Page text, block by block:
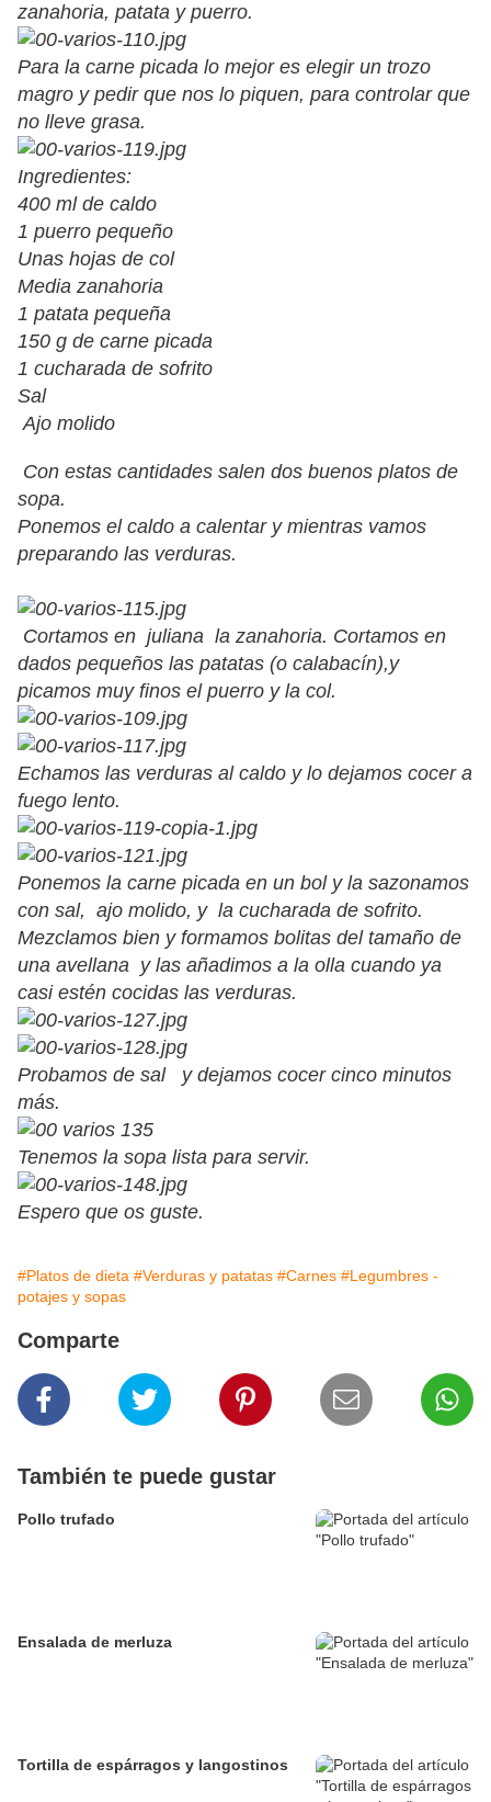
zanahoria, patata y puerro.
Para la carne picada lo mejor es elegir un trozo
magro y pedir que nos lo piquen, para controlar que
no lleve grasa.
Ingredientes:
400 ml de caldo
1 puerro pequeño
Unas hojas de col
Media zanahoria
1 patata pequeña
150 g de carne picada
1 cucharada de sofrito
Sal
Ajo molido
Con estas cantidades salen dos buenos platos de
sopa.
Ponemos el caldo a calentar y mientras vamos
preparando las verduras.
Cortamos en juliana la zanahoria. Cortamos en
dados pequeños las patatas (o calabacín),y
picamos muy finos el puerro y la col.
Echamos las verduras al caldo y lo dejamos cocer a
fuego lento.
Ponemos la carne picada en un bol y la sazonamos
con sal, ajo molido, y la cucharada de sofrito.
Mezclamos bien y formamos bolitas del tamaño de
una avellana y las añadimos a la olla cuando ya
casi estén cocidas las verduras.
Probamos de sal y dejamos cocer cinco minutos
más.
Tenemos la sopa lista para servir.
Espero que os guste.
#Platos de dieta #Verduras y patatas #Carnes #Legumbres -
potajes y sopas
Comparte
También te puede gustar
Pollo trufado
Ensalada de merluza
Tortilla de espárragos y langostinos